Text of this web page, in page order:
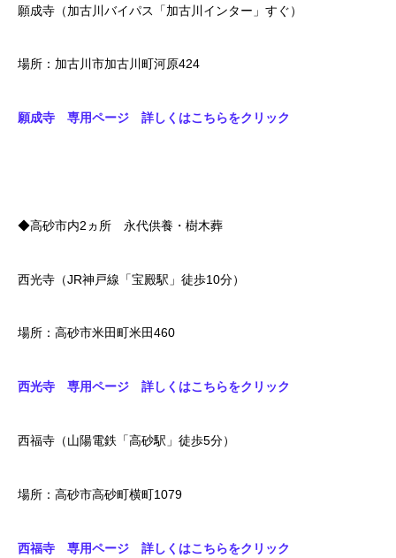
願成寺（加古川バイパス「加古川インター」すぐ）
場所：加古川市加古川町河原424
願成寺 専用ページ 詳しくはこちらをクリック
◆高砂市内2ヵ所 永代供養・樹木葬
西光寺（JR神戸線「宝殿駅」徒歩10分）
場所：高砂市米田町米田460
西光寺 専用ページ 詳しくはこちらをクリック
西福寺（山陽電鉄「高砂駅」徒歩5分）
場所：高砂市高砂町横町1079
西福寺 専用ページ 詳しくはこちらをクリック